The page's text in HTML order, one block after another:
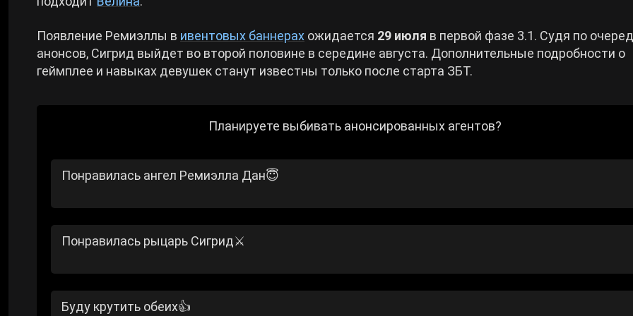
Появление Ремиэллы в ивентовых баннерах ожидается 29 июля в первой фазе 3.1. Судя по
анонсов, Сигрид выйдет во второй половине в середине августа. Дополнительные подробности о
геймплее и навыках девушек станут известны только после старта ЗБТ.
Планируете выбивать анонсированных агентов?
Понравилась ангел Ремиэлла Дан😇
Понравилась рыцарь Сигрид⚔️
Буду крутить обеих👍